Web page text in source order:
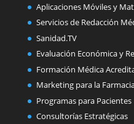
Aplicaciones Móviles y
Servicios de Redacción
Sanidad.TV
Evaluación Económica y
Formación Médica
Marketing para la
Programas para Pacientes
Consultorías Estratégicas